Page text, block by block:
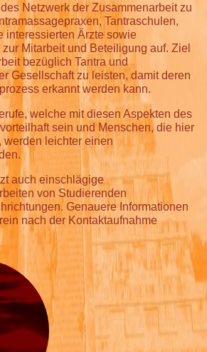
Netzwerk der Zusammenarbeit zu
Tantraschulen,
interessierten Ärzte sowie
Mitarbeit und Beteiligung auf. Ziel
bezüglich Tantra und
Gesellschaft zu leisten, damit deren
erkannt werden kann.
welche mit diesen Aspekten des
sein und Menschen, die hier
werden leichter einen
auch einschlägige
von Studierenden
Genauere Informationen
nach der Kontaktaufnahme